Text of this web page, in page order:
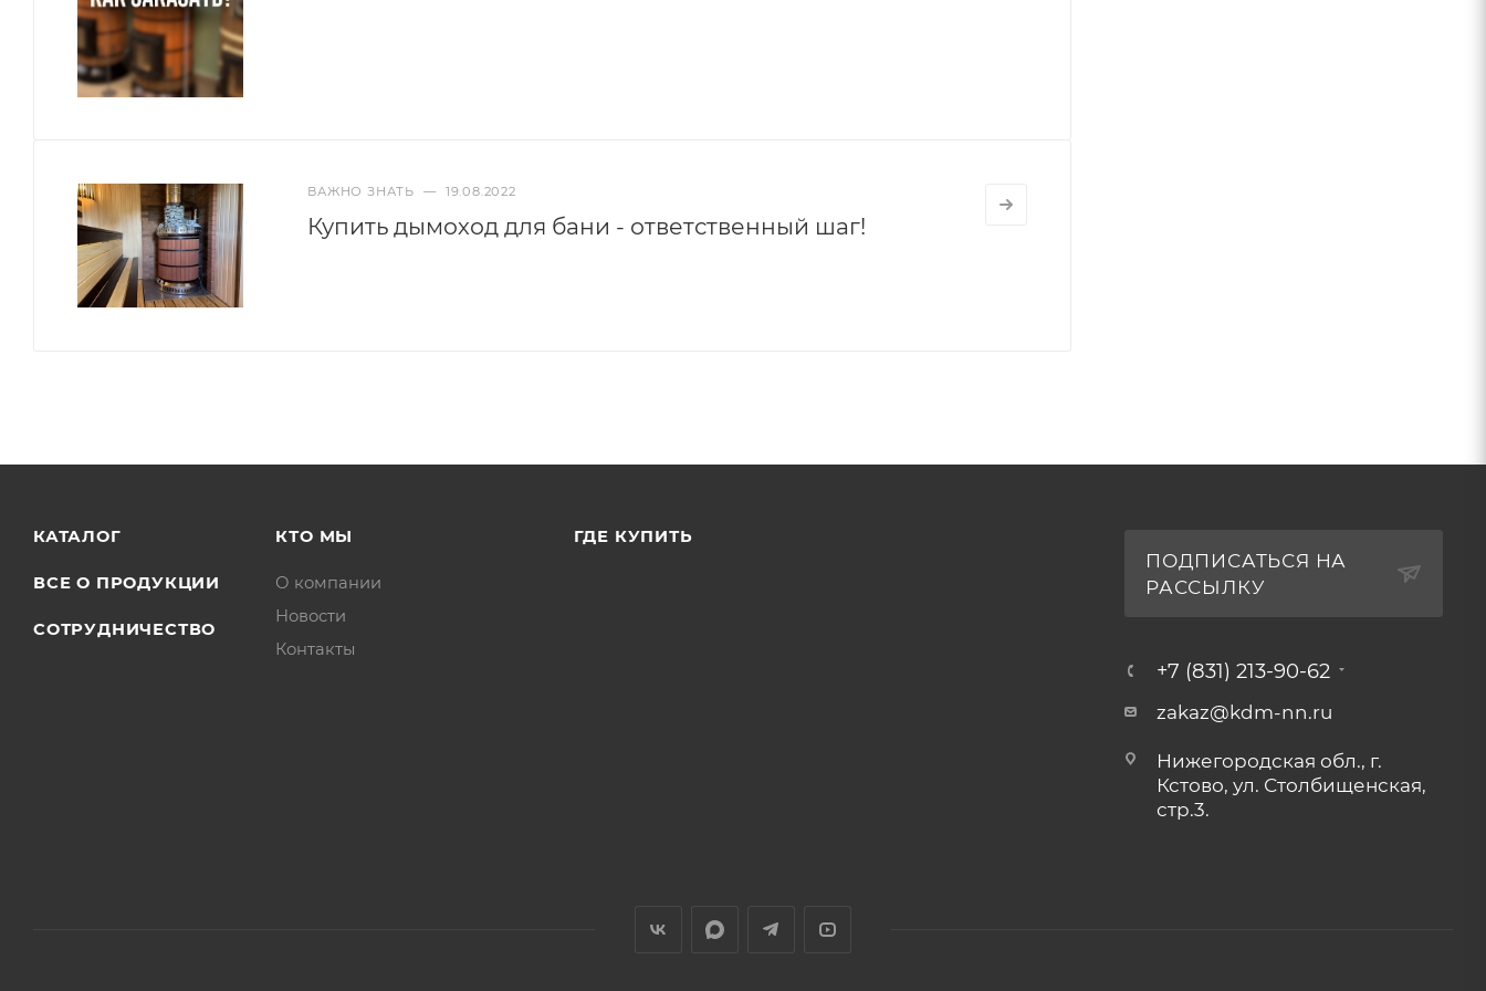
ВАЖНО ЗНАТЬ — 19.08.2022
Купить дымоход для бани - ответственный шаг!
КАТАЛОГ
ВСЕ О ПРОДУКЦИИ
СОТРУДНИЧЕСТВО
КТО МЫ
О компании
Новости
Контакты
ГДЕ КУПИТЬ
ПОДПИСАТЬСЯ НА
РАССЫЛКУ
+7 (831) 213-90-62
zakaz@kdm-nn.ru
Нижегородская обл., г.
Кстово, ул. Столбищенская,
стр.3.